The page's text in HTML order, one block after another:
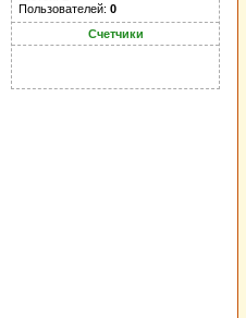
Пользователей: 0
Счетчики